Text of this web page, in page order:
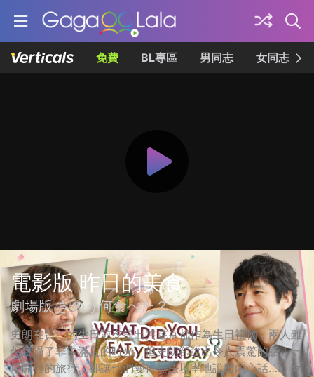
免費 BL專區 男同志 女同志
電影版 昨日的美食
劇場版 きのう何食べた？
史朗在賢二的生日前夕提出共遊京都作為生日禮物，兩人雖
然度過了非常滿足的時光，但史朗卻說出令人震驚的話！一
場開心的旅行，卻讓他們變得無法坦率地說出內心話…… ☆